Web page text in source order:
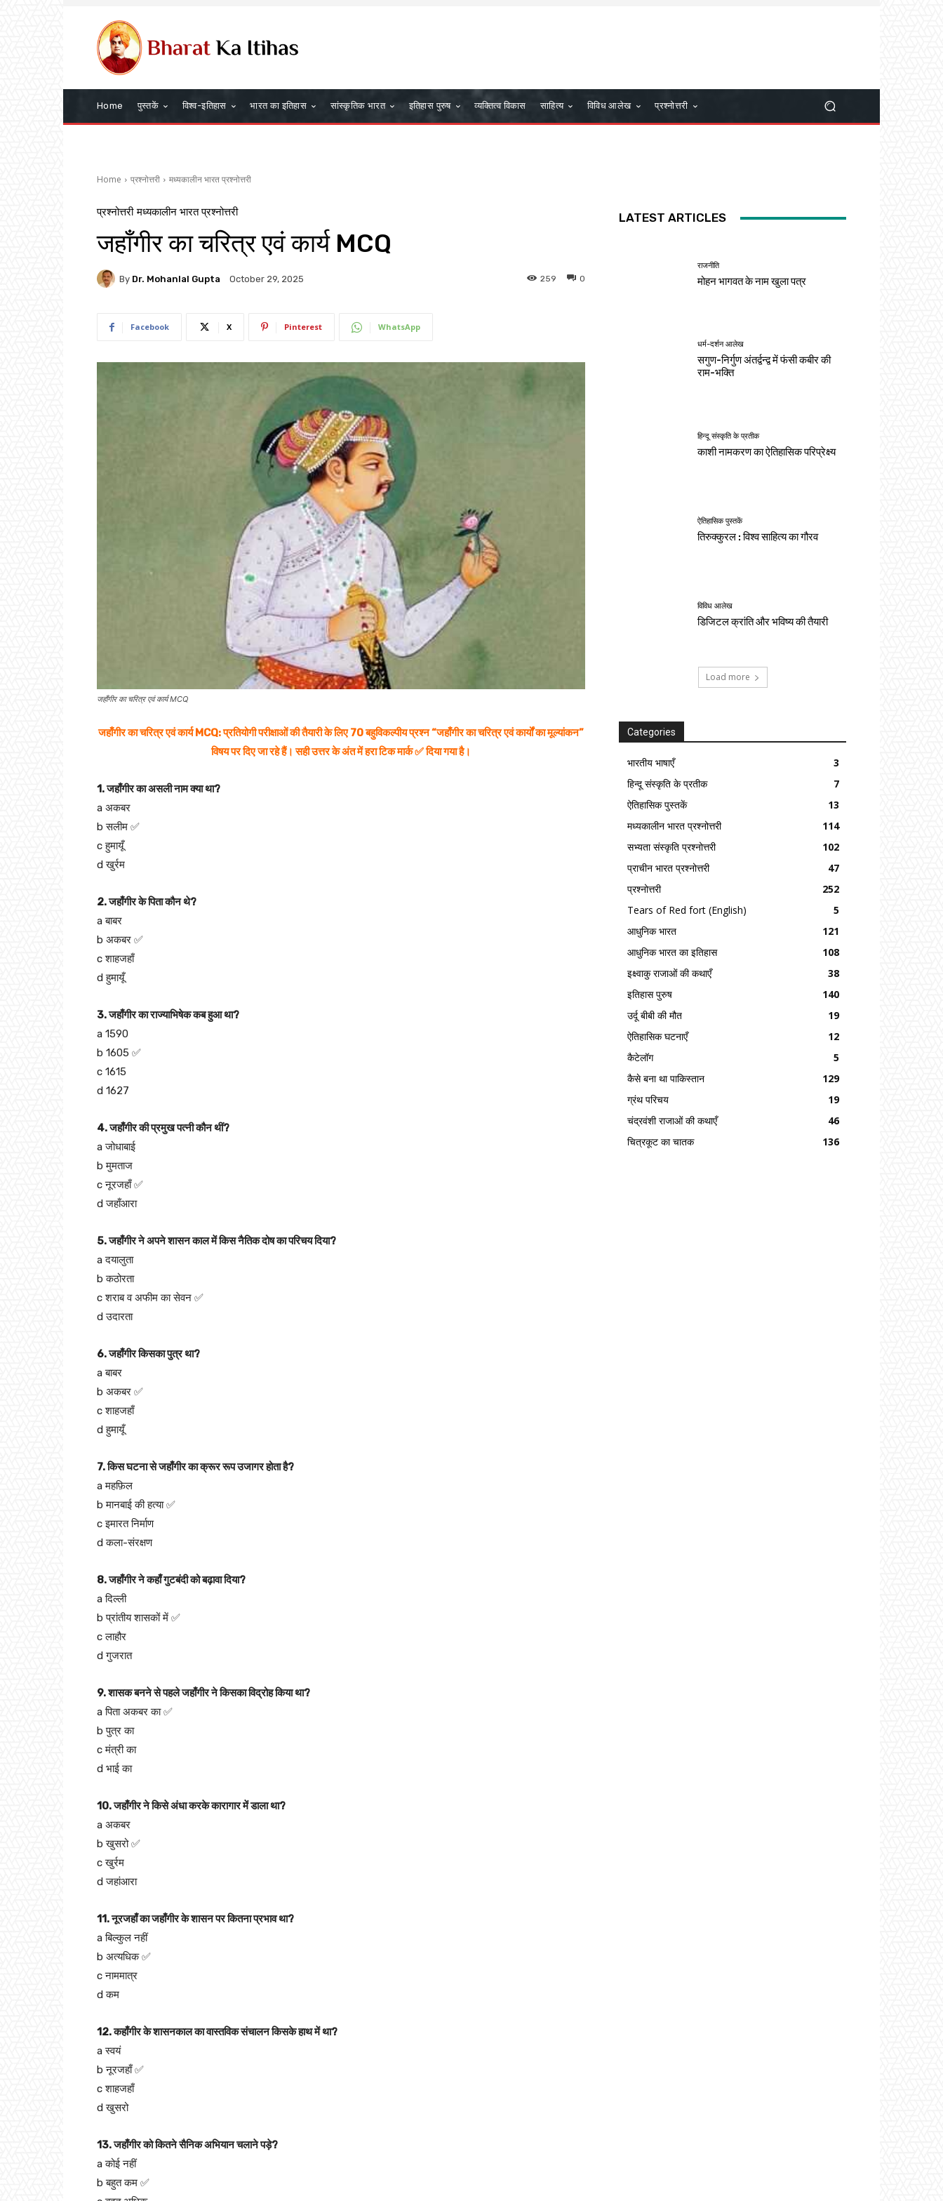
Home पुस्तकें विश्व-इतिहास भारत का इतिहास सांस्कृतिक भारत इतिहास पुरुष व्यक्तित्व विकास साहित्य विविध आलेख प्रश्नोत्तरी
Home प्रश्नोत्तरी मध्यकालीन भारत प्रश्नोत्तरी
प्रश्नोत्तरी मध्यकालीन भारत प्रश्नोत्तरी
जहाँगीर का चरित्र एवं कार्य MCQ
By Dr. Mohanlal Gupta October 29, 2025 0
259
Facebook X Pinterest WhatsApp
जहाँगीर का चरित्र एवं कार्य MCQ
जहाँगीर का चरित्र एवं कार्य MCQ: प्रतियोगी परीक्षाओं की तैयारी के लिए 70 बहुविकल्पीय प्रश्न “जहाँगीर का चरित्र एवं कार्यों का मूल्यांकन”
विषय पर दिए जा रहे हैं। सही उत्तर के अंत में हरा टिक मार्क ✅ दिया गया है।
1. जहाँगीर का असली नाम क्या था?
a अकबर
b सलीम ✅
c हुमायूँ
d खुर्रम
2. जहाँगीर के पिता कौन थे?
a बाबर
b अकबर ✅
c शाहजहाँ
d हुमायूँ
3. जहाँगीर का राज्याभिषेक कब हुआ था?
a 1590
b 1605 ✅
c 1615
d 1627
4. जहाँगीर की प्रमुख पत्नी कौन थीं?
a जोधाबाई
b मुमताज
c नूरजहाँ ✅
d जहाँआरा
5. जहाँगीर ने अपने शासन काल में किस नैतिक दोष का परिचय दिया?
a दयालुता
b कठोरता
c शराब व अफीम का सेवन ✅
d उदारता
6. जहाँगीर किसका पुत्र था?
a बाबर
b अकबर ✅
c शाहजहाँ
d हुमायूँ
7. किस घटना से जहाँगीर का क्रूर रूप उजागर होता है?
a महफ़िल
b मानबाई की हत्या ✅
c इमारत निर्माण
d कला-संरक्षण
8. जहाँगीर ने कहाँ गुटबंदी को बढ़ावा दिया?
a दिल्ली
b प्रांतीय शासकों में ✅
c लाहौर
d गुजरात
9. शासक बनने से पहले जहाँगीर ने किसका विद्रोह किया था?
a पिता अकबर का ✅
b पुत्र का
c मंत्री का
d भाई का
10. जहाँगीर ने किसे अंधा करके कारागार में डाला था?
a अकबर
b खुसरो ✅
c खुर्रम
d जहांआरा
11. नूरजहाँ का जहाँगीर के शासन पर कितना प्रभाव था?
a बिल्कुल नहीं
b अत्यधिक ✅
c नाममात्र
d कम
12. कहाँगीर के शासनकाल का वास्तविक संचालन किसके हाथ में था?
a स्वयं
b नूरजहाँ ✅
c शाहजहाँ
d खुसरो
13. जहाँगीर को कितने सैनिक अभियान चलाने पड़े?
a कोई नहीं
b बहुत कम ✅
LATEST ARTICLES
राजनीति
मोहन भागवत के नाम खुला पत्र
धर्म-दर्शन आलेख
सगुण-निर्गुण अंतर्द्वन्द्व में फंसी कबीर की
राम-भक्ति
हिन्दू संस्कृति के प्रतीक
काशी नामकरण का ऐतिहासिक परिप्रेक्ष्य
ऐतिहासिक पुस्तकें
तिरुक्कुरल : विश्व साहित्य का गौरव
विविध आलेख
डिजिटल क्रांति और भविष्य की तैयारी
Load more
Categories
भारतीय भाषाएँ
3
हिन्दू संस्कृति के प्रतीक
7
ऐतिहासिक पुस्तकें
13
मध्यकालीन भारत प्रश्नोत्तरी
114
सभ्यता संस्कृति प्रश्नोत्तरी
102
प्राचीन भारत प्रश्नोत्तरी
47
प्रश्नोत्तरी
252
Tears of Red fort (English)
5
आधुनिक भारत
121
आधुनिक भारत का इतिहास
108
इक्ष्वाकु राजाओं की कथाएँ
38
इतिहास पुरुष
140
उर्दू बीबी की मौत
19
ऐतिहासिक घटनाएँ
12
कैटेलॉग
5
कैसे बना था पाकिस्तान
129
ग्रंथ परिचय
19
चंद्रवंशी राजाओं की कथाएँ
46
चित्रकूट का चातक
136